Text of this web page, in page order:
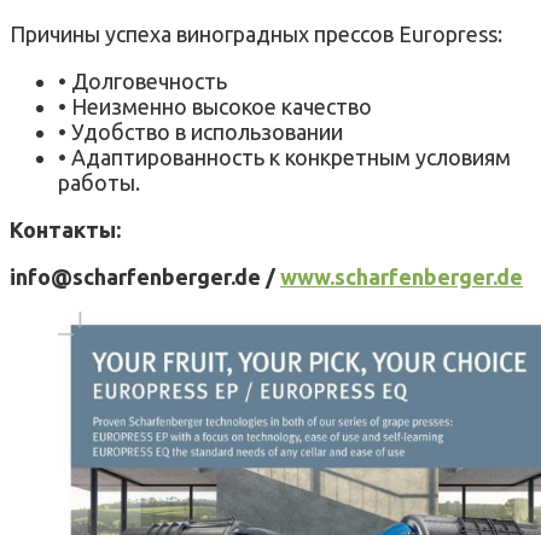
Причины успеха виноградных прессов Europress:
• Долговечность
• Неизменно высокое качество
• Удобство в использовании
• Адаптированность к конкретным условиям
работы.
Контакты:
info@scharfenberger.de /www.scharfenberger.de